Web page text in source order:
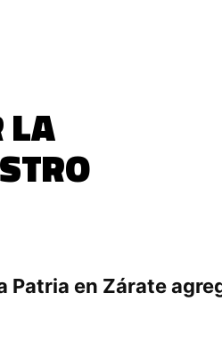
LA
Patria en Zárate